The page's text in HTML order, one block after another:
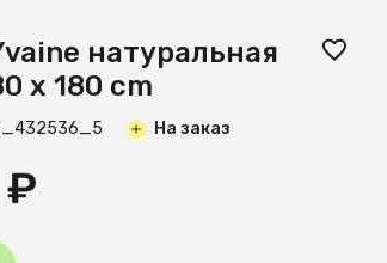
натуральная
x 180 cm
На заказ
₽